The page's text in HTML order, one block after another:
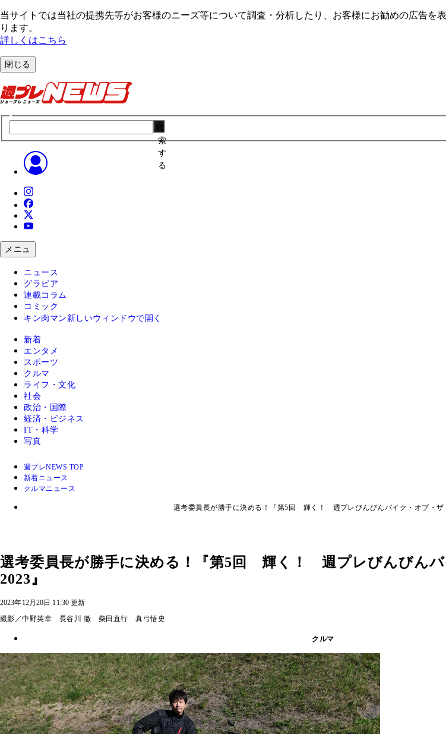
当サイトでは当社の提携先等がお客様のニーズ等について調査・分析したり、お客様にお勧めの広告を
ります。
詳しくはこちら
閉じる
索
す
る
メニュ
ニュース
グラビア
連載コラム
コミック
キン肉マン 新しいウィンドウで開く
新着
エンタメ
スポーツ
クルマ
ライフ・文化
社会
政治・国際
経済・ビジネス
IT・科学
写真
週プレNEWS TOP
新着ニュース
クルマニュース
選考委員長が勝手に決める！『第5回 輝く！ 週プレびんびんバイク・オブ・ザ
選考委員長が勝手に決める！『第5回 輝く！ 週プレびんびんバ
2023』
2023年12月20日 11:30 更新
撮影／中野英幸 長谷川 徹 柴田直行 真弓悟史
クルマ